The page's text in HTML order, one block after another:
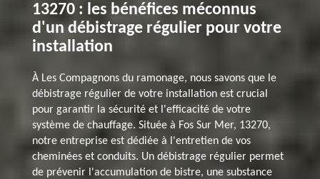
13270 : les bénéfices méconnus
d'un débistrage régulier pour votre
installation
À Les Compagnons du ramonage, nous savons que le
débistrage régulier de votre installation est crucial
pour garantir la sécurité et l'efficacité de votre
système de chauffage. Située à Fos Sur Mer, 13270,
notre entreprise est dédiée à l'entretien de vos
cheminées et conduits. Un débistrage régulier permet
de prévenir l'accumulation de bistre, une substance